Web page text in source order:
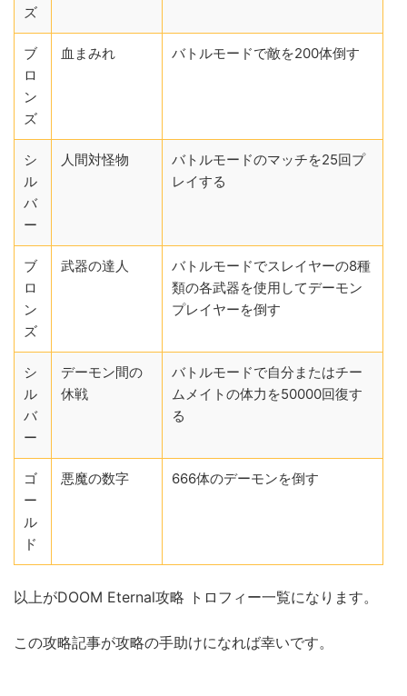
ズ
ブ
ロ
ン
ズ
血まみれ バトルモードで敵を200体倒す
シ
ル
バ
ー
人間対怪物
バトルモードのマッチを25回プ
レイする
ブ
ロ
ン
ズ
武器の達人
バトルモードでスレイヤーの8種
類の各武器を使用してデーモン
プレイヤーを倒す
シ
ル
バ
ー
デーモン間の
休戦
バトルモードで自分またはチー
ムメイトの体力を50000回復す
る
ゴ
ー
ル
ド
悪魔の数字 666体のデーモンを倒す
以上がDOOM Eternal攻略 トロフィー一覧になります。
この攻略記事が攻略の手助けになれば幸いです。